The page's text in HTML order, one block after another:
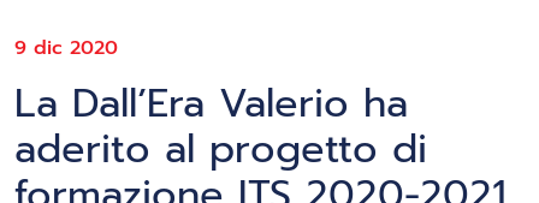
9 dic 2020
La Dall’Era Valerio ha
aderito al progetto di